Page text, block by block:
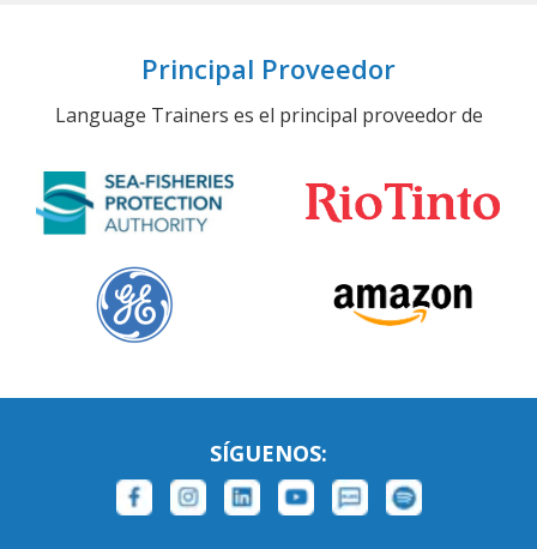
Principal Proveedor
Language Trainers es el principal proveedor de
SÍGUENOS: